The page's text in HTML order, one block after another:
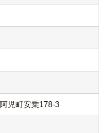
児町安乗178-3